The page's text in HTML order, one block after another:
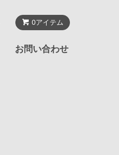
0アイテム
お問い合わせ